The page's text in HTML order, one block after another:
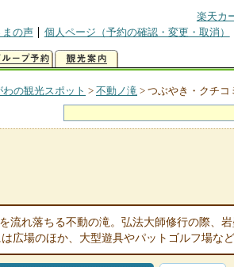
楽天カ
まの声
個人ページ（予約の確認・変更・取消）
の観光スポット > 不動ノ滝 > つぶやき・クチコ
流れ落ちる不動の滝。弘法大師修行の際、
広場のほか、大型遊具やパットゴルフ場など